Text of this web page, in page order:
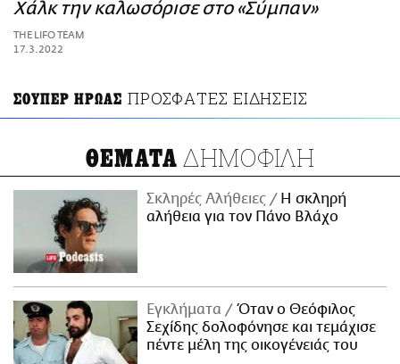
PRINT
Χάλκ την καλωσόρισε στο «Σύμπαν»
THE LIFO TEAM
17.3.2022
ΣΟΥΠΕΡ ΗΡΩΑΣ ΠΡΟΣΦΑΤΕΣ ΕΙΔΗΣΕΙΣ
ΘΕΜΑΤΑ ΔΗΜΟΦΙΛΗ
Σκληρές Αλήθειες
H σκληρή
αλήθεια για τον Πάνο Βλάχο
Εγκλήματα
Όταν ο Θεόφιλος
Σεχίδης δολοφόνησε και τεμάχισε
πέντε μέλη της οικογένειάς του